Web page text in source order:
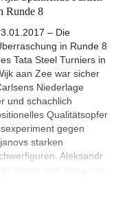
Runde 8
– Die
in Runde 8
Tata Steel Turniers in
aan Zee war sicher
Niederlage
und schachlich
Qualitätsopfer
gegen
starken
Aleksandr